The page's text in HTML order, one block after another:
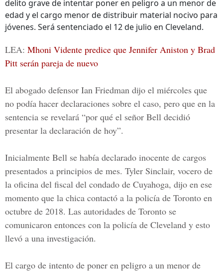
delito grave de intentar poner en peligro a un menor de
edad y el cargo menor de distribuir material nocivo para
jóvenes. Será sentenciado el 12 de julio en Cleveland.
LEA: Mhoni Vidente predice que Jennifer Aniston y Brad
Pitt serán pareja de nuevo
El abogado defensor Ian Friedman dijo el miércoles que
no podía hacer declaraciones sobre el caso, pero que en la
sentencia se revelará “por qué el señor Bell decidió
presentar la declaración de hoy”.
Inicialmente Bell se había declarado inocente de cargos
presentados a principios de mes. Tyler Sinclair, vocero de
la oficina del fiscal del condado de Cuyahoga, dijo en ese
momento que la chica contactó a la policía de Toronto en
octubre de 2018. Las autoridades de Toronto se
comunicaron entonces con la policía de Cleveland y esto
llevó a una investigación.
El cargo de intento de poner en peligro a un menor de